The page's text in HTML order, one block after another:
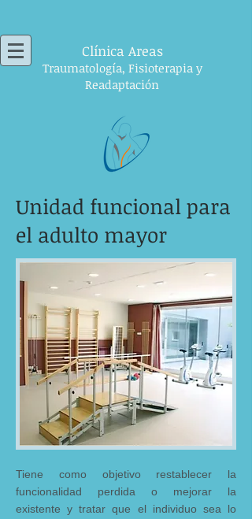
Clínica Areas
Traumatología, Fisioterapia y
Readaptación
Unidad funcional para
el adulto mayor
Tiene como objetivo restablecer la
funcionalidad perdida o mejorar la
existente y tratar que el individuo sea lo